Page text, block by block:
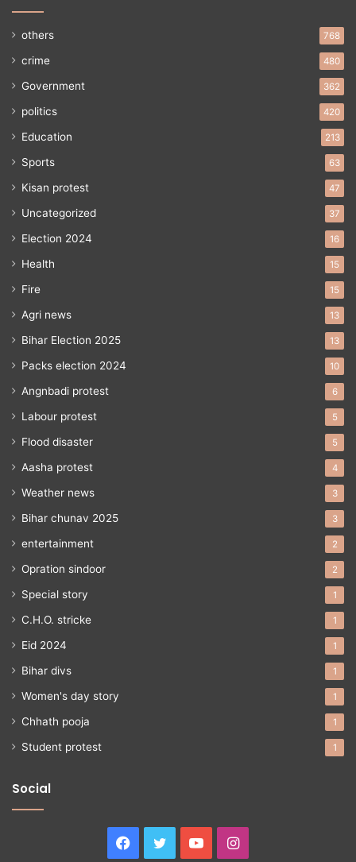
others 768
crime 480
Government 362
politics 420
Education 213
Sports 63
Kisan protest 47
Uncategorized 37
Election 2024 16
Health 15
Fire 15
Agri news 13
Bihar Election 2025 13
Packs election 2024 10
Angnbadi protest 6
Labour protest 5
Flood disaster 5
Aasha protest 4
Weather news 3
Bihar chunav 2025 3
entertainment 2
Opration sindoor 2
Special story 1
C.H.O. stricke 1
Eid 2024 1
Bihar divs 1
Women's day story 1
Chhath pooja 1
Student protest 1
Social
Facebook
Twitter YouTubeInstagram